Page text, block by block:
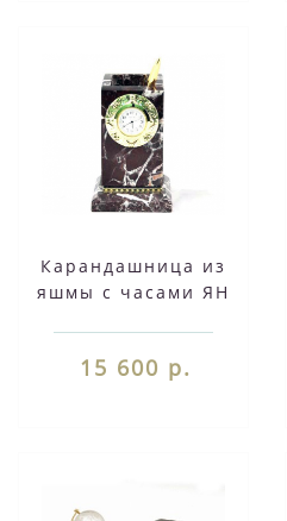
Карандашница из
яшмы с часами ЯН
15 600 р.